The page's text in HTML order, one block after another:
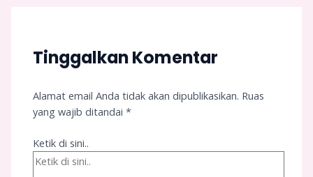
Tinggalkan Komentar
Alamat email Anda tidak akan dipublikasikan. Ruas
yang wajib ditandai*
Ketik di sini..